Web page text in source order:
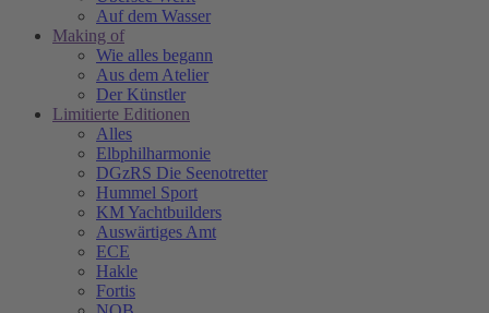
Auf dem Wasser
Making of
Wie alles begann
Aus dem Atelier
Der Künstler
Limitierte Editionen
Alles
Elbphilharmonie
DGzRS Die Seenotretter
Hummel Sport
KM Yachtbuilders
Auswärtiges Amt
ECE
Hakle
Fortis